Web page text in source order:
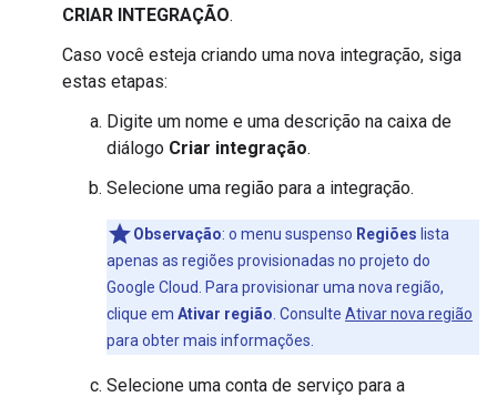
CRIAR INTEGRAÇÃO.
Caso você esteja criando uma nova integração, siga
estas etapas:
Digite um nome e uma descrição na caixa de
diálogo Criar integração.
Selecione uma região para a integração.
Observação: o menu suspenso Regiões lista
apenas as regiões provisionadas no projeto do
Google Cloud. Para provisionar uma nova região,
clique em Ativar região . Consulte Ativar nova região
para obter mais informações.
Selecione uma conta de serviço para a